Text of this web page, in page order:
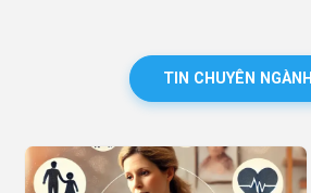
TIN CHUYÊN NGÀNH